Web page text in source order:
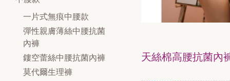
一片式無痕中腰款
彈性親膚薄絲中腰抗菌
內褲
鏤空蕾絲中腰抗菌內褲
莫代爾生理褲
天絲棉高腰抗菌內